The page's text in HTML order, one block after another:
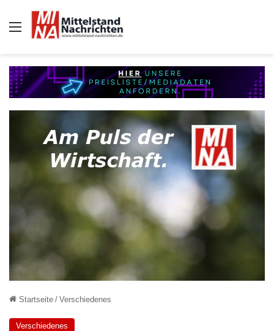
Auswahl
Startseite / Verschiedenes
Verschiedenes